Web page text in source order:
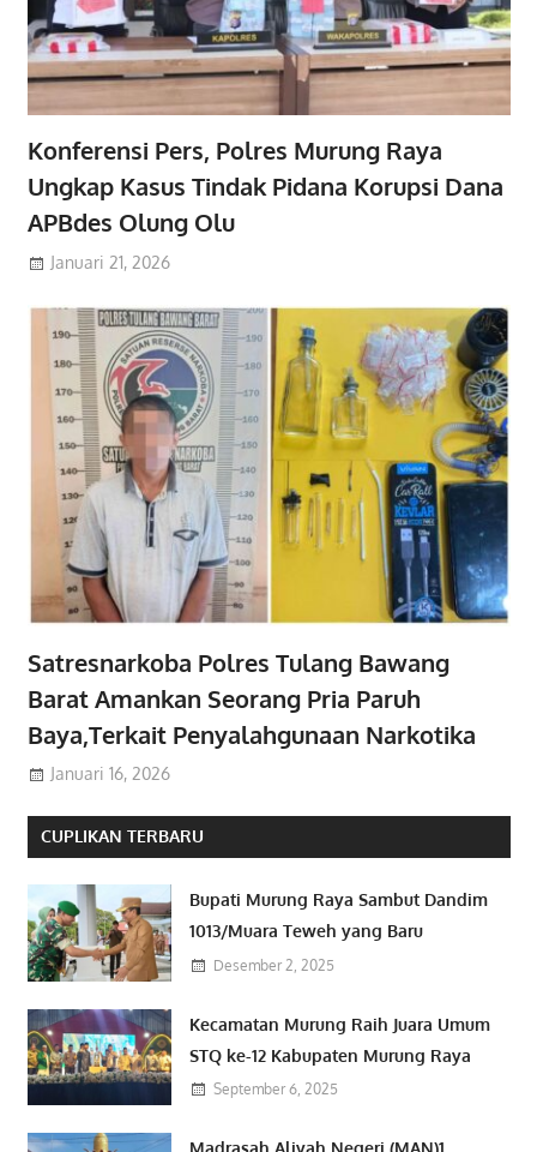
Konferensi Pers, Polres Murung Raya
Ungkap Kasus Tindak Pidana Korupsi Dana
APBdes Olung Olu
Januari 21, 2026
Satresnarkoba Polres Tulang Bawang
Barat Amankan Seorang Pria Paruh
Baya,Terkait Penyalahgunaan Narkotika
Januari 16, 2026
CUPLIKAN TERBARU
Bupati Murung Raya Sambut Dandim
1013/Muara Teweh yang Baru
Desember 2, 2025
Kecamatan Murung Raih Juara Umum
STQ ke-12 Kabupaten Murung Raya
September 6, 2025
Madrasah Aliyah Negeri (MAN)1